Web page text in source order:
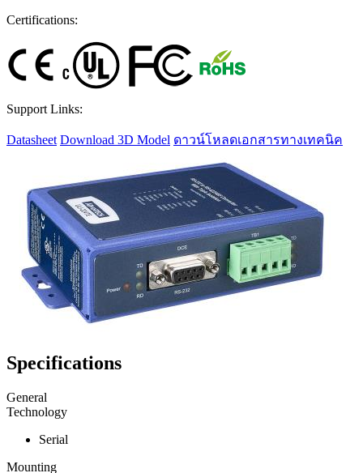
Certifications:
Support Links:
Datasheet Download 3D Model ดาวน์โหลดเอกสารทางเทคนิค
Specifications
General
Technology
Serial
Mounting